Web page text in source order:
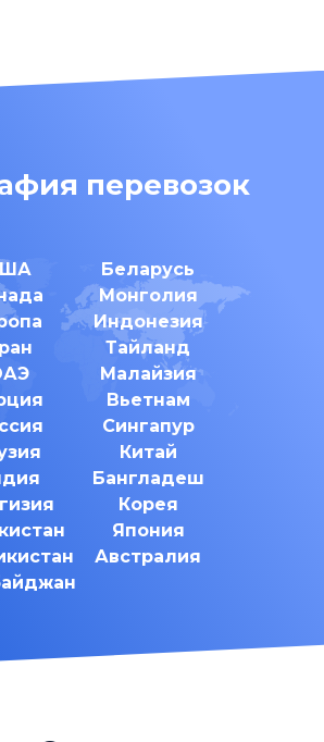
перевозок
Беларусь
Монголия
Индонезия
Тайланд
Малайзия
Вьетнам
Сингапур
Китай
Бангладеш
Корея
Япония
Австралия